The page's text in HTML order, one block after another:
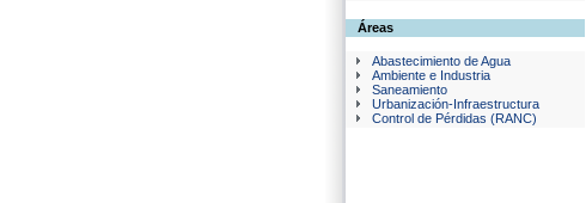
Áreas
Abastecimiento de Agua
Ambiente e Industria
Saneamiento
Urbanización-Infraestructura
Control de Pérdidas (RANC)